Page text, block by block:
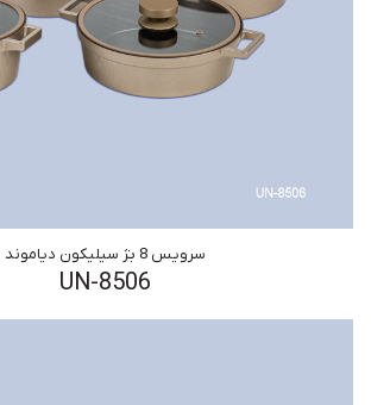
سرویس 8 بژ سیلیکون دیاموند
UN-8506